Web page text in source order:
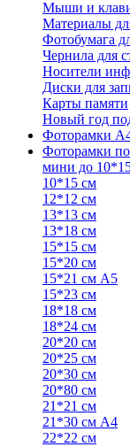
Мыши и
Материалы
Фотобумага
Чернила для
Носители
Диски для
Карты памяти
Новый год
Фоторамки
Фоторамки
мини до
10*15 см
12*12 см
13*13 см
13*18 см
15*15 см
15*20 см
15*21 см А5
15*23 см
18*18 см
18*24 см
20*20 см
20*25 см
20*30 см
20*80 см
21*21 см
21*30 см А4
22*22 см